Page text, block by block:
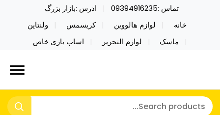
تماس :09394916235
ادرس :بازار بزرگ
خانه
لوازم هالووین کریسمس
ولنتاین
ماسک
لوازم التحریر اساب بازی خاص
نایکر توی فروش عمده لوازم هالووین
ولن تاین کادویی کریسمس اکسسوری
خرید محصولات خاص فیجت اسباب بازی تراول ماگ نایکر
توی فروش عمده لوازم هالووین ولن تاین کادویی
کریسمس اکسسوری ماسک در واردات مستقیم